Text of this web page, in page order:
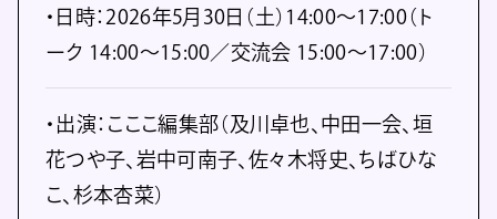
・日時：2026年5月30日（土）14:00〜17:00（ト
ーク 14:00〜15:00／交流会 15:00〜17:00）
・出演：こここ編集部（及川卓也、中田一会、垣
花つや子、岩中可南子、佐々木将史、ちばひな
こ、杉本杏菜）